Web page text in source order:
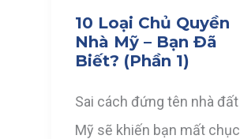
10 Loại Chủ Quyền
Nhà Mỹ – Bạn Đã
Biết? (Phần 1)
Sai cách đứng tên nhà đất
Mỹ sẽ khiến bạn mất chục